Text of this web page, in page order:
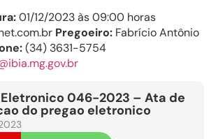
01/12/2023 às 09:00 horas
Pregoeiro: Fabrício Antônio
(34) 3631-5754
Eletronico 046-2023 – Ata de
do pregao eletronico